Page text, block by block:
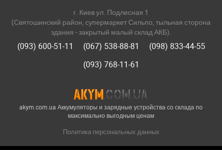
akym.com.ua Аккумуляторы и зарядные устройства со склада по
максимально выгодным ценам
Политика персональных данных
г. Киев ул. Подлесная 1
(Святошинский район, супермаркет Сильпо, тыльная сторона
здания - закрытый малый склад АКБ).
(093) 600-51-11 (067) 538-88-81
(098) 833-44-55
(093) 768-11-61